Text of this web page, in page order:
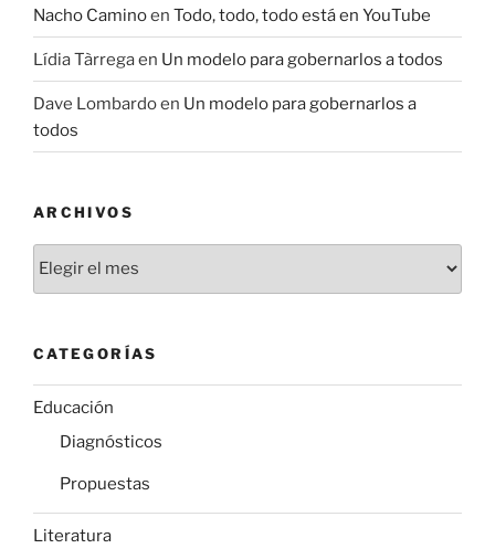
Nacho Caminoen Todo, todo, todo está en YouTube
Lídia Tàrregaen Un modelo para gobernarlos a todos
Dave Lombardoen Un modelo para gobernarlos a
todos
ARCHIVOS
CATEGORÍAS
Educación
Diagnósticos
Propuestas
Literatura